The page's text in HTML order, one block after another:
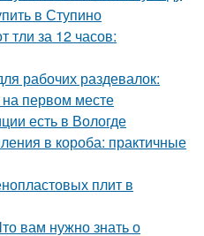
в Ступино
тли за 12 часов:
рабочих раздевалок:
на первом месте
есть в Вологде
в короба: практичные
плит в
вам нужно знать о